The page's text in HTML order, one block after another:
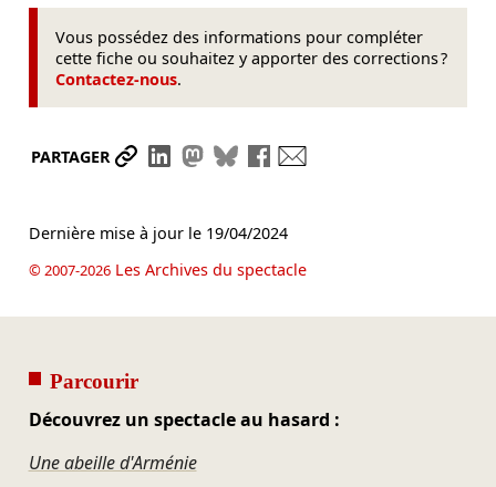
Vous possédez des informations pour compléter
cette fiche ou souhaitez y apporter des corrections ?
Contactez-nous.
PARTAGER Partager le lien
Partager sur LinkedIn
Partager sur Mastodon
Partager sur Bluesky
Partager sur Facebook
Dernière mise à jour le 19/04/2024
© 2007-2026Les Archives du spectacle
Parcourir
Découvrez un spectacle au hasard :
Une abeille d'Arménie